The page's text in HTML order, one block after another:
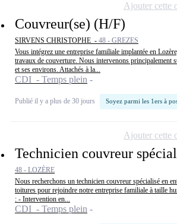
Couvreur(se) (H/F)
SIRVENS CHRISTOPHE - 48 - GREZES
Vous intégrez une entreprise familiale implantée en
travaux de couverture. Nous intervenons principalement
et ses environs. Attachés à la...
CDI - Temps plein
Publié il y a plus de 30 jours Soyez parmi les 1ers à
Ajouter cette
Technicien couvreur
48 - LOZÈRE
Nous recherchons un technicien couvreur spécialisé en
toitures pour rejoindre notre entreprise familiale à taille
: - Intervention en...
CDI - Temps plein
Ajouter cette